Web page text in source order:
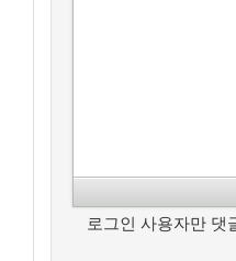
로그인 사용자만 댓